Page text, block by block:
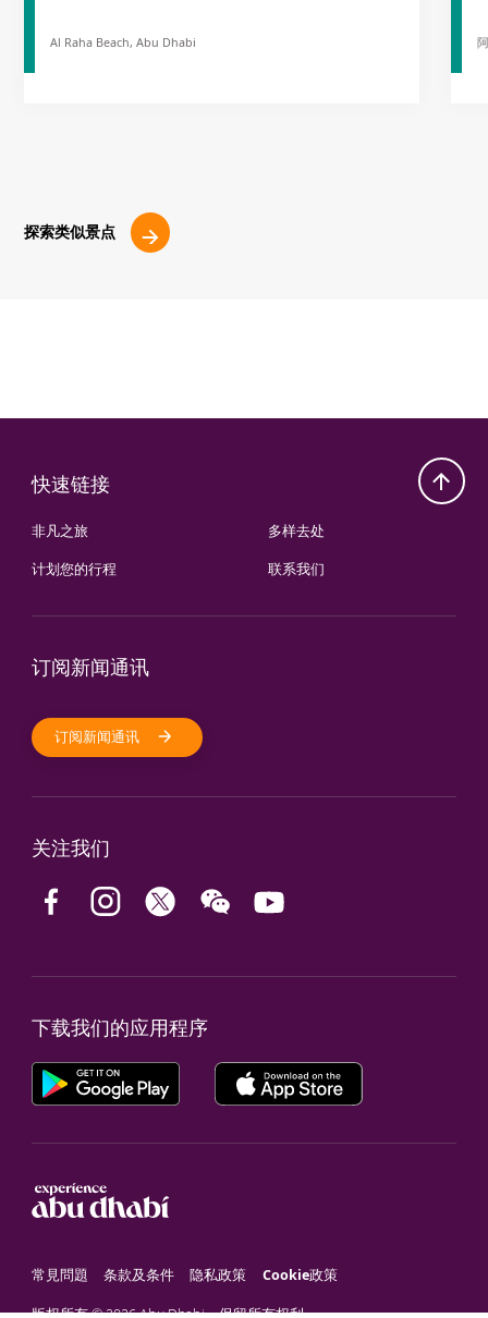
Al Raha Beach, Abu Dhabi
探索类似景点
快速链接
非凡之旅
计划您的行程
多样去处
联系我们
订阅新闻通讯
订阅新闻通讯
关注我们
下载我们的应用程序
常見問題 条款及条件 隐私政策 Cookie政策
版权所有 © 2026 Abu Dhabi。保留所有权利。